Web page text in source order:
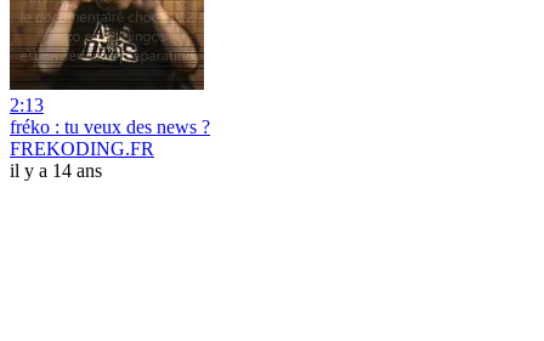
2:13
fréko : tu veux des news ?
FREKODING.FR
il y a 14 ans